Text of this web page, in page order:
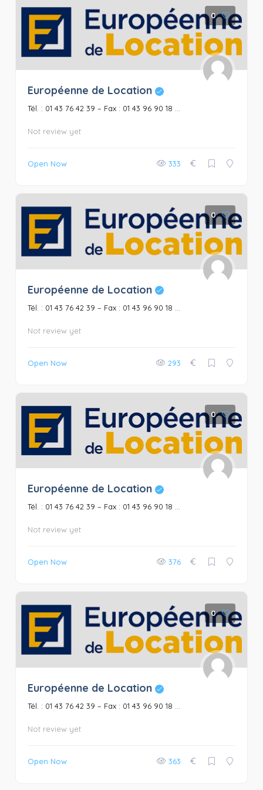
0
Européenne de Location
Tél. : 01 43 76 42 39 – Fax : 01 43 96 90 18 ...
Not review yet
Open Now 333 €
0
Européenne de Location
Tél. : 01 43 76 42 39 – Fax : 01 43 96 90 18 ...
Not review yet
Open Now 293 €
0
Européenne de Location
Tél. : 01 43 76 42 39 – Fax : 01 43 96 90 18 ...
Not review yet
Open Now 376 €
0
Européenne de Location
Tél. : 01 43 76 42 39 – Fax : 01 43 96 90 18 ...
Not review yet
Open Now 363 €